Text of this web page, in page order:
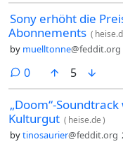
Sony erhöht die
Abonnements (
by muelltonne@feddit.org
0comments
5
„Doom“-
Kulturgut ( heise.de)
bytinosaurier@feddit.org